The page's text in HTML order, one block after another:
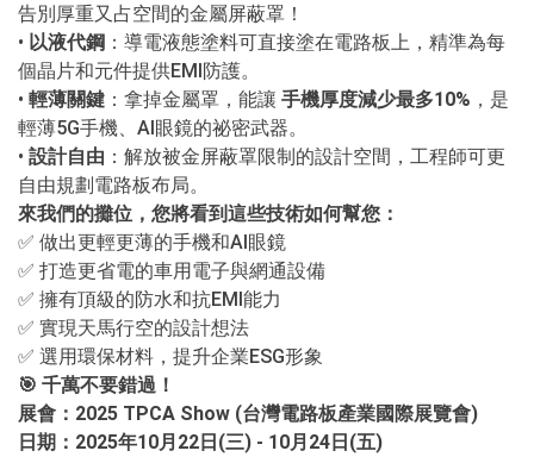
告別厚重又占空間的金屬屏蔽罩！
• 以液代鋼 ：導電液態塗料可直接塗在電路板上，精準為每
個晶片和元件提供EMI防護。
• 輕薄關鍵 ：拿掉金屬罩，能讓 手機厚度減少最多10% ，是
輕薄5G手機、 AI眼鏡的祕密武器。
• 設計自由 ：解放被金屏蔽罩限制的設計空間，工程師可更
自由規劃電路板布局。
來我們的攤位，您將看到這些技術如何幫您：
✅ 做出更輕更薄的手機和AI眼鏡
✅ 打造更省電的車用電子與網通設備
✅ 擁有頂級的防水和抗EMI能力
✅ 實現天馬行空的設計想法
✅ 選用環保材料，提升企業ESG形象
🎯 千萬不要錯過！
展會： 2025 TPCA Show (台灣電路板產業國際展覽會)
日期： 2025年10月 22日(三) - 10月 24日(五)